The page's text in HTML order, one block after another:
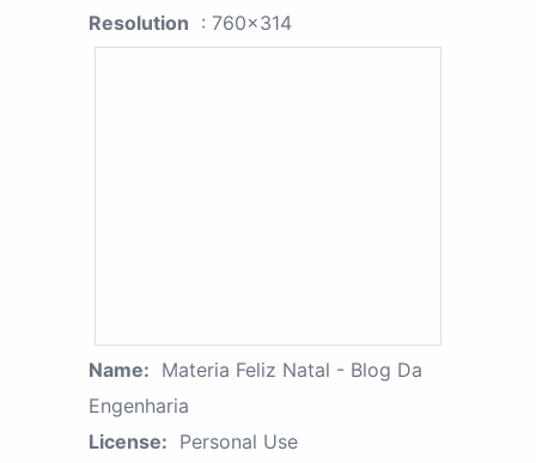
Resolution : 760x314
Name: Materia Feliz Natal - Blog Da
Engenharia
License: Personal Use